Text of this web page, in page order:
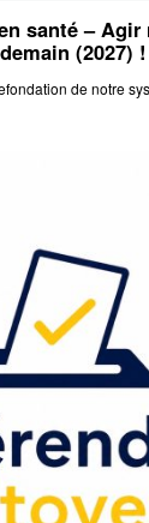
santé – Agir
(2027) !
de notre